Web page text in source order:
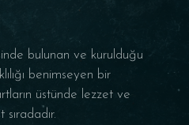
bulunan ve kurulduğu
benimseyen bir
üstünde lezzet ve